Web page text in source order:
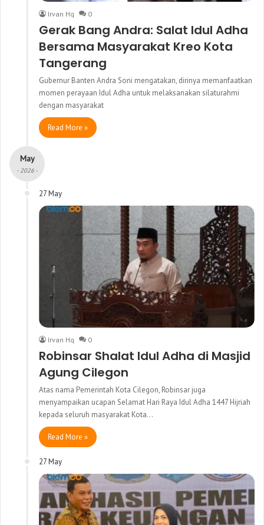
Irvan Hq 0
Gerak Bang Andra: Salat Idul Adha
Bersama Masyarakat Kreo Kota
Tangerang
Gubernur Banten Andra Soni mengatakan, dirinya memanfaatkan
momen perayaan Idul Adha untuk melaksanakan silaturahmi
dengan masyarakat
Read More »
May
- 2026 -
27 May
Irvan Hq 0
Robinsar Shalat Idul Adha di Masjid
Agung Cilegon
Atas nama Pemerintah Kota Cilegon, Robinsar juga
menyampaikan ucapan Selamat Hari Raya Idul Adha 1447 Hijriah
kepada seluruh masyarakat Kota…
Read More »
27 May